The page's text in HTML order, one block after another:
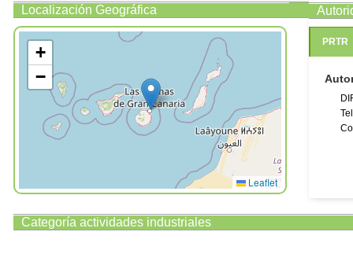
Localización Geográfica
+
−
Leaflet
PRTR
Categoría actividades industriales